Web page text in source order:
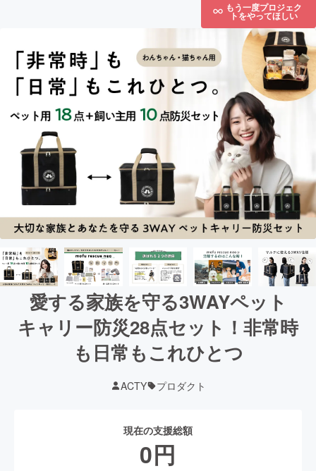
もう一度プロジェク
トをやってほしい
愛する家族を守る3WAYペット
キャリー防災28点セット！非常時
も日常もこれひとつ
ACTY プロダクト
現在の支援総額
0円